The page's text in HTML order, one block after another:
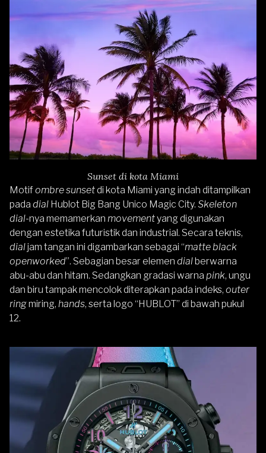
Sunset di kota Miami
Motifombre sunsetdi kota Miami yang indah ditampilkan
pada dial Hublot Big Bang Unico Magic City. Skeleton
dial-nya memamerkan movementyang digunakan
dengan estetika futuristik dan industrial. Secara teknis,
dialjam tangan ini digambarkan sebagai “matte black
openworked”. Sebagian besar elemen dialberwarna
abu-abu dan hitam. Sedangkan gradasi warna pink, ungu
dan biru tampak mencolok diterapkan pada indeks, outer
ringmiring, hands, serta logo “HUBLOT” di bawah pukul
12.